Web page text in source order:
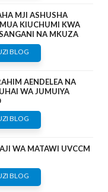
MJI ASHUSHA
KIUCHUMI KWA
NA MKUZA
BLOG
AENDELEA NA
WA JUMUIYA
BLOG
WA MATAWI UVCCM
BLOG